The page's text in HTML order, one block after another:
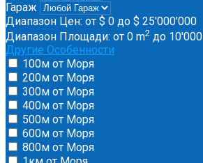
Гараж
Диапазон Цен: от $ 0 до $ 25'000'000
Диапазон Площади: от 0 m2 до 10'000
Другие Особенности
100м от Моря
200м от Моря
300м от Моря
400м от Моря
500м от Моря
600м от Моря
800м от Моря